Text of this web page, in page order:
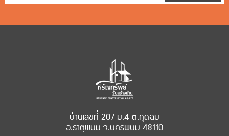
บ้านเลขที่ 207 ม.4 ต.กุดฉิม
อ.ธาตุพนม จ.นครพนม 48110